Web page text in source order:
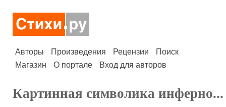
Авторы Произведения Рецензии
Поиск
Магазин
О портале Вход для авторов
Картинная символика инферно...